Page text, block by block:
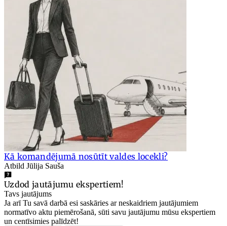
Kā komandējumā nosūtīt valdes locekli?
Atbild Jūlija Sauša
Uzdod jautājumu ekspertiem!
Tavs jautājums
Ja arī Tu savā darbā esi saskāries ar neskaidriem jautājumiem
normatīvo aktu piemērošanā, sūti savu jautājumu mūsu ekspertiem
un centīsimies palīdzēt!